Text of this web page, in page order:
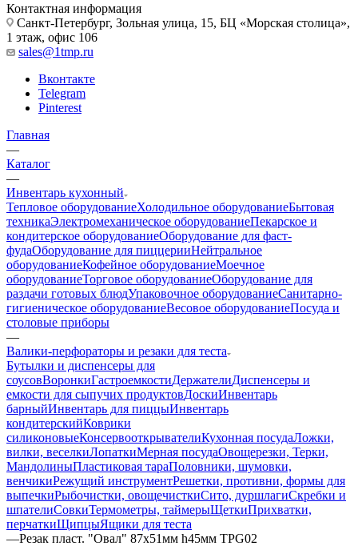
Контактная информация
Санкт-Петербург, Зольная улица, 15, БЦ «Морская столица»,
1 этаж, офис 106
sales@1tmp.ru
Вконтакте
Telegram
Pinterest
Главная
—
Каталог
—
Инвентарь кухонный
Тепловое оборудованиеХолодильное оборудованиеБытовая
техникаЭлектромеханическое оборудованиеПекарское и
кондитерское оборудованиеОборудование для фаст-
фудаОборудование для пиццерииНейтральное
оборудованиеКофейное оборудованиеМоечное
оборудованиеТорговое оборудованиеОборудование для
раздачи готовых блюдУпаковочное оборудованиеСанитарно-
гигиеническое оборудованиеВесовое оборудованиеПосуда и
столовые приборы
—
Валики-перфораторы и резаки для теста
Бутылки и диспенсеры для
соусовВоронкиГастроемкостиДержателиДиспенсеры и
емкости для сыпучих продуктовДоскиИнвентарь
барныйИнвентарь для пиццыИнвентарь
кондитерскийКоврики
силиконовыеКонсервооткрывателиКухонная посудаЛожки,
вилки, веселкиЛопаткиМерная посудаОвощерезки, Терки,
МандолиныПластиковая тараПоловники, шумовки,
венчикиРежущий инструментРешетки, противни, формы для
выпечкиРыбочистки, овощечисткиСито, дуршлагиСкребки и
шпателиСовкиТермометры, таймерыЩеткиПрихватки,
перчаткиЩипцыЯщики для теста
—Резак пласт. "Овал" 87х51мм h45мм TPG02